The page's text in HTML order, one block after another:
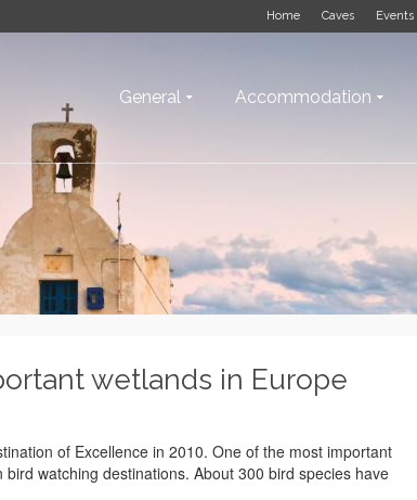
Home Caves Events
General Accommodation
wetlands in Europe
of Excellence in 2010. One of the most important
watching destinations. About 300 bird species have